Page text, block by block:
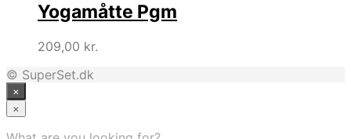
Yogamåtte Pgm
209,00 kr.
© SuperSet.dk
×
×